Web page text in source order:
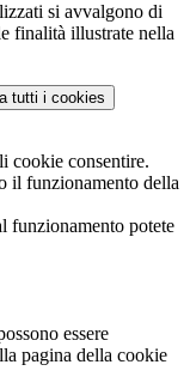
si avvalgono di
finalità illustrate nella
tutti i cookies
cookie consentire.
il funzionamento della
funzionamento potete
essere
pagina della cookie